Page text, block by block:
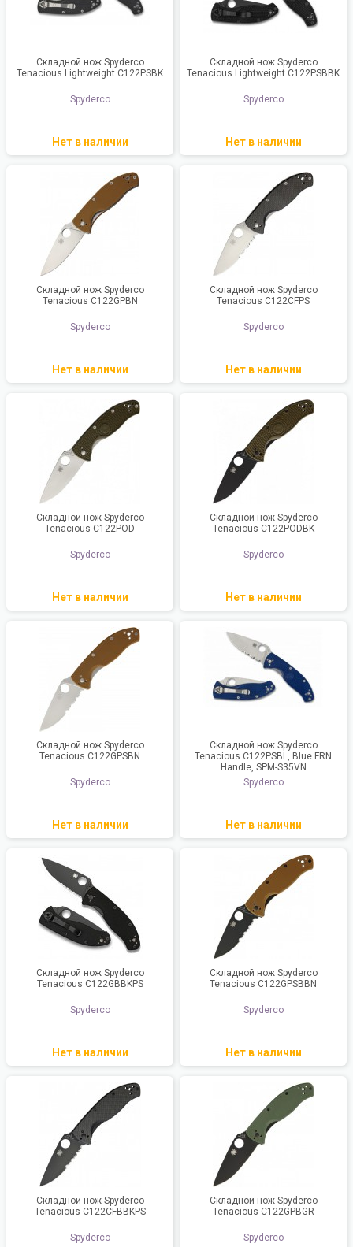
Складной нож Spyderco
Tenacious Lightweight C122PSBK
Spyderco
Нет в наличии
Складной нож Spyderco
Tenacious Lightweight C122PSBBK
Spyderco
Нет в наличии
Складной нож Spyderco
Tenacious C122GPBN
Spyderco
Нет в наличии
Складной нож Spyderco
Tenacious C122CFPS
Spyderco
Нет в наличии
Складной нож Spyderco
Tenacious C122POD
Spyderco
Нет в наличии
Складной нож Spyderco
Tenacious C122PODBK
Spyderco
Нет в наличии
Складной нож Spyderco
Tenacious C122GPSBN
Spyderco
Нет в наличии
Складной нож Spyderco
Tenacious C122PSBL, Blue FRN
Handle, SPM-S35VN
Spyderco
Нет в наличии
Складной нож Spyderco
Tenacious C122GBBKPS
Spyderco
Нет в наличии
Складной нож Spyderco
Tenacious C122GPSBBN
Spyderco
Нет в наличии
Складной нож Spyderco
Tenacious C122CFBBKPS
Spyderco
Складной нож Spyderco
Tenacious C122GPBGR
Spyderco